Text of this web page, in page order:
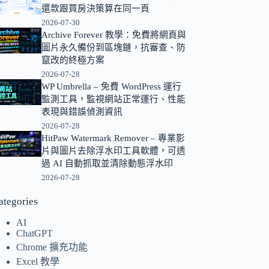
還款跟買房決策算在同一頁
2026-07-30
Archive Forever 教學：免費將網頁與
圖片永久備份到區塊鏈，抗審查、防
竄改的終極方案
2026-07-28
WP Umbrella – 免費 WordPress 運行
監測工具，監視網站正常運行、性能
表現與錯誤偵測資訊
2026-07-28
HitPaw Watermark Remover – 專業影
片與圖片去除浮水印工具軟體，可透
過 AI 自動抓取並清除動態浮水印
2026-07-28
AI
ChatGPT
Chrome 擴充功能
Excel 教學